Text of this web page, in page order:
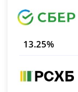
13.25%